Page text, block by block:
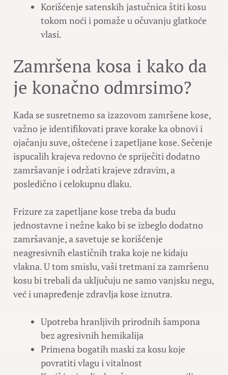
Korišćenje satenskih jastučnica štiti kosu
tokom noći i pomaže u očuvanju glatkoće
vlasi.
Zamršena kosa i kako da
je konačno odmrsimo?
Kada se susretnemo sa izazovom zamršene kose,
važno je identifikovati prave korake ka obnovi i
ojačanju suve, oštećene i zapetljane kose. Sečenje
ispucalih krajeva redovno će spriječiti dodatno
zamršavanje i održati krajeve zdravim, a
posledično i celokupnu dlaku.
Frizure za zapetljane kose treba da budu
jednostavne i nežne kako bi se izbeglo dodatno
zamršavanje, a savetuje se korišćenje
neagresivnih elastičnih traka koje ne kidaju
vlakna. U tom smislu, vaši tretmani za zamršenu
kosu bi trebali da uključuju ne samo vanjsku negu,
već i unapređenje zdravlja kose iznutra.
Upotreba hranljivih prirodnih šampona
bez agresivnih hemikalija
Primena bogatih maski za kosu koje
povratiti vlagu i vitalnost